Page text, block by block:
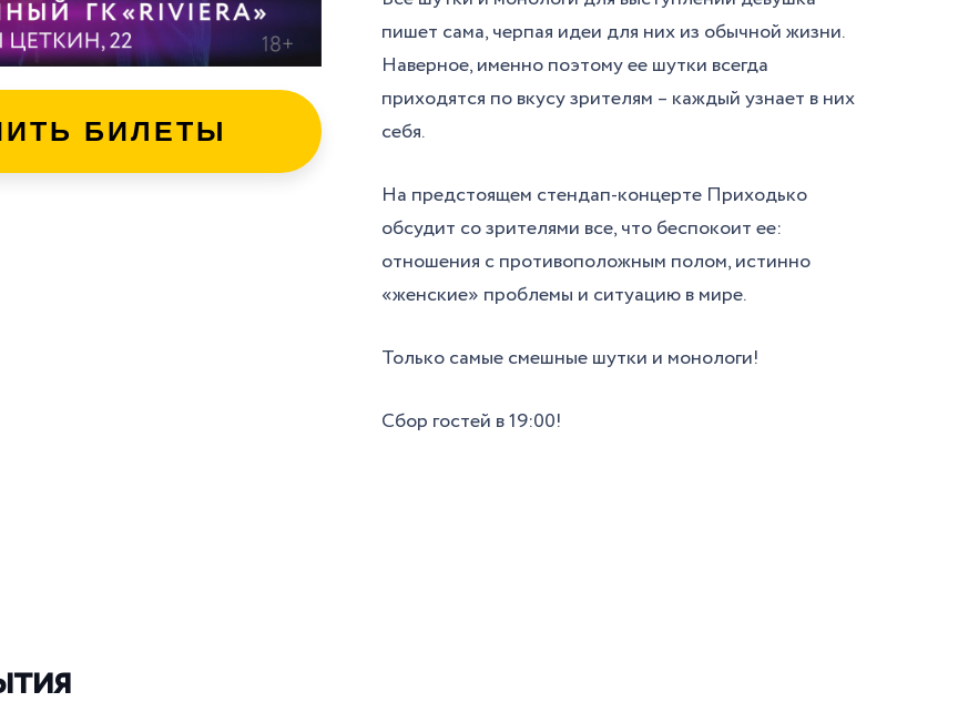
БИЛЕТЫ
пишет сама, черпая идеи для них из обычной жизни.
Наверное, именно поэтому ее шутки всегда
приходятся по вкусу зрителям – каждый узнает в них
себя.
На предстоящем стендап-концерте Приходько
обсудит со зрителями все, что беспокоит ее:
отношения с противоположным полом, истинно
«женские» проблемы и ситуацию в мире.
Только самые смешные шутки и монологи!
Сбор гостей в 19:00!